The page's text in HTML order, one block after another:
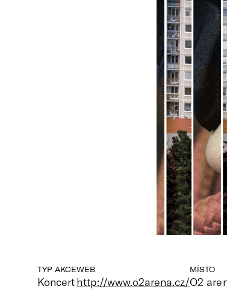
TYP AKCE
Koncert
WEB
http://www.o2arena.cz/
MÍSTO
O2